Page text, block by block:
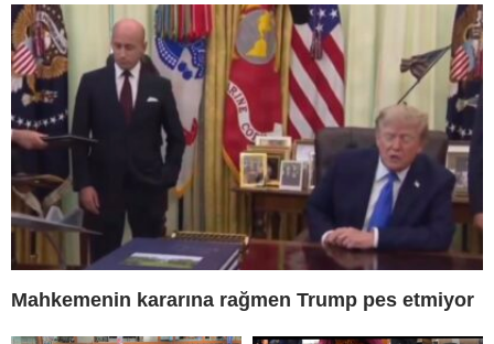
Mahkemenin kararına rağmen Trump pes etmiyor